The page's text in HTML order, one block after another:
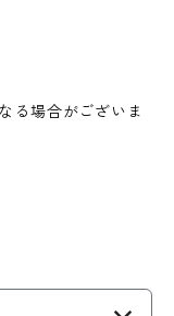
る場合がございま